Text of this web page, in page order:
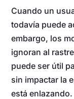
Cuando un
todavía puede
embargo, los
ignoran al
puede ser útil
sin impactar la
está enlazando.